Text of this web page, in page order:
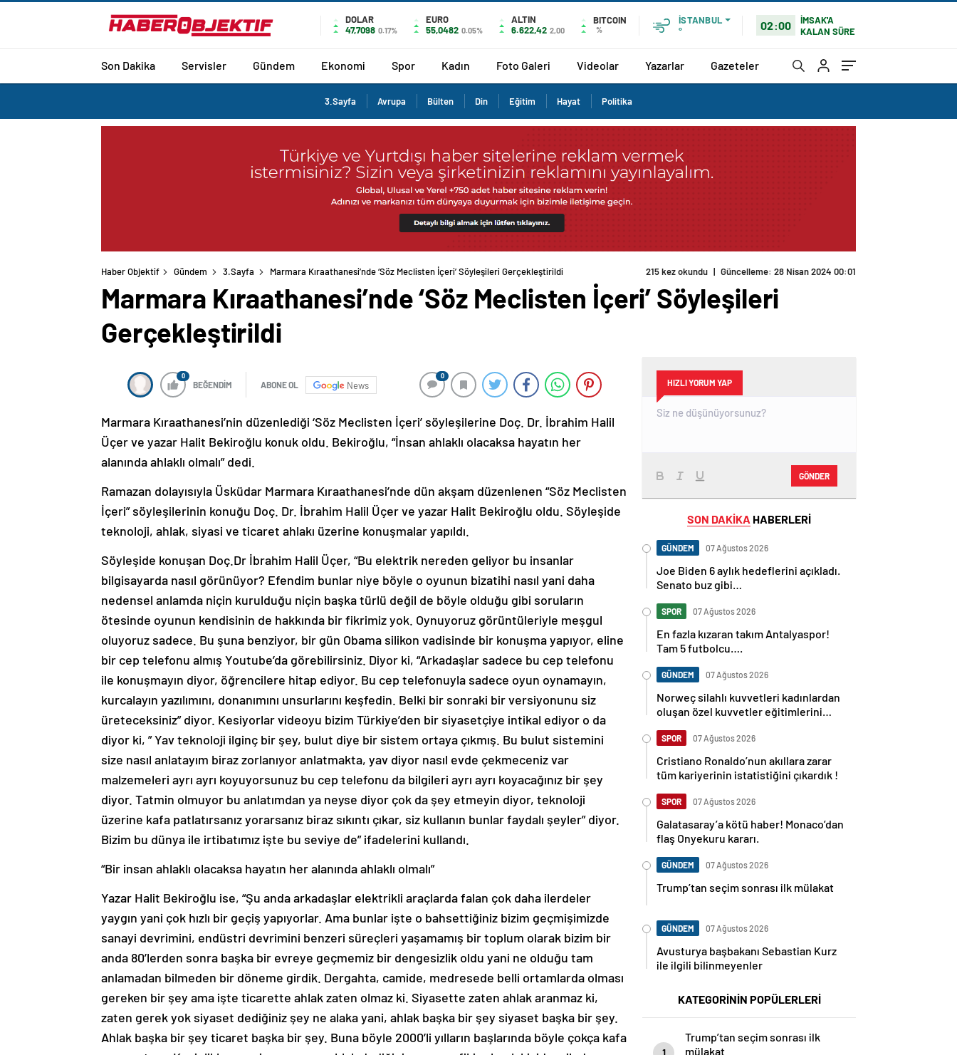
DOLAR
47,7098 0.17%
EURO
55,0482 0.05%
ALTIN
6.622,42 2,00
BITCOIN
%
İSTANBUL
°
02:00
İMSAK'A
KALAN SÜRE
Son Dakika Servisler Gündem Ekonomi Spor Kadın Foto Galeri Videolar Yazarlar Gazeteler
3.Sayfa Avrupa Bülten Din Eğitim Hayat Politika
Haber Objektif Gündem 3.Sayfa Marmara Kıraathanesi’nde ‘Söz Meclisten İçeri’ Söyleşileri Gerçekleştirildi 215 kez okundu | Güncelleme: 28 Nisan 2024 00:01
Marmara Kıraathanesi’nde ‘Söz Meclisten İçeri’ Söyleşileri
Gerçekleştirildi
0
BEĞENDİM ABONE OL News
0
Marmara Kıraathanesi’nin düzenlediği ‘Söz Meclisten İçeri’ söyleşilerine Doç. Dr. İbrahim Halil
Üçer ve yazar Halit Bekiroğlu konuk oldu. Bekiroğlu, “İnsan ahlaklı olacaksa hayatın her
alanında ahlaklı olmalı” dedi.
Ramazan dolayısıyla Üsküdar Marmara Kıraathanesi’nde dün akşam düzenlenen “Söz Meclisten
İçeri” söyleşilerinin konuğu Doç. Dr. İbrahim Halil Üçer ve yazar Halit Bekiroğlu oldu. Söyleşide
teknoloji, ahlak, siyasi ve ticaret ahlakı üzerine konuşmalar yapıldı.
Söyleşide konuşan Doç.Dr İbrahim Halil Üçer, “Bu elektrik nereden geliyor bu insanlar
bilgisayarda nasıl görünüyor? Efendim bunlar niye böyle o oyunun bizatihi nasıl yani daha
nedensel anlamda niçin kurulduğu niçin başka türlü değil de böyle olduğu gibi soruların
ötesinde oyunun kendisinin de hakkında bir fikrimiz yok. Oynuyoruz görüntüleriyle meşgul
oluyoruz sadece. Bu şuna benziyor, bir gün Obama silikon vadisinde bir konuşma yapıyor, eline
bir cep telefonu almış Youtube’da görebilirsiniz. Diyor ki, “Arkadaşlar sadece bu cep telefonu
ile konuşmayın diyor, öğrencilere hitap ediyor. Bu cep telefonuyla sadece oyun oynamayın,
kurcalayın yazılımını, donanımını unsurlarını keşfedin. Belki bir sonraki bir versiyonunu siz
üreteceksiniz” diyor. Kesiyorlar videoyu bizim Türkiye’den bir siyasetçiye intikal ediyor o da
diyor ki, ” Yav teknoloji ilginç bir şey, bulut diye bir sistem ortaya çıkmış. Bu bulut sistemini
size nasıl anlatayım biraz zorlanıyor anlatmakta, yav diyor nasıl evde çekmeceniz var
malzemeleri ayrı ayrı koyuyorsunuz bu cep telefonu da bilgileri ayrı ayrı koyacağınız bir şey
diyor. Tatmin olmuyor bu anlatımdan ya neyse diyor çok da şey etmeyin diyor, teknoloji
üzerine kafa patlatırsanız yorarsanız biraz sıkıntı çıkar, siz kullanın bunlar faydalı şeyler” diyor.
Bizim bu dünya ile irtibatımız işte bu seviye de” ifadelerini kullandı.
“Bir insan ahlaklı olacaksa hayatın her alanında ahlaklı olmalı”
Yazar Halit Bekiroğlu ise, “Şu anda arkadaşlar elektrikli araçlarda falan çok daha ilerdeler
yaygın yani çok hızlı bir geçiş yapıyorlar. Ama bunlar işte o bahsettiğiniz bizim geçmişimizde
sanayi devrimini, endüstri devrimini benzeri süreçleri yaşamamış bir toplum olarak bizim bir
anda 80’lerden sonra başka bir evreye geçmemiz bir dengesizlik oldu yani ne olduğu tam
anlamadan bilmeden bir döneme girdik. Dergahta, camide, medresede belli ortamlarda olması
gereken bir şey ama işte ticarette ahlak zaten olmaz ki. Siyasette zaten ahlak aranmaz ki,
zaten gerek yok siyaset dediğiniz şey ne alaka yani, ahlak başka bir şey siyaset başka bir şey.
Ahlak başka bir şey ticaret başka bir şey. Buna böyle 2000’li yılların başlarında böyle çokça kafa
HIZLI YORUM YAP
GÖNDER
SON DAKİKA HABERLERİ
GÜNDEM 07 Ağustos 2026
Joe Biden 6 aylık hedeflerini açıkladı.
Senato buz gibi…
SPOR 07 Ağustos 2026
En fazla kızaran takım Antalyaspor!
Tam 5 futbolcu….
GÜNDEM 07 Ağustos 2026
Norweç silahlı kuvvetleri kadınlardan
oluşan özel kuvvetler eğitimlerini
SPOR 07 Ağustos 2026
Cristiano Ronaldo’nun akıllara zarar
tüm kariyerinin istatistiğini çıkardık !
SPOR 07 Ağustos 2026
Galatasaray’a kötü haber! Monaco’dan
flaş Onyekuru kararı.
GÜNDEM 07 Ağustos 2026
Trump’tan seçim sonrası ilk mülakat
GÜNDEM 07 Ağustos 2026
Avusturya başbakanı Sebastian Kurz
ile ilgili bilinmeyenler
KATEGORİNİN POPÜLERLERİ
Trump’tan seçim sonrası ilk
mülakat